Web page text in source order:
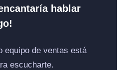
hablar
equipo de ventas está
escucharte.